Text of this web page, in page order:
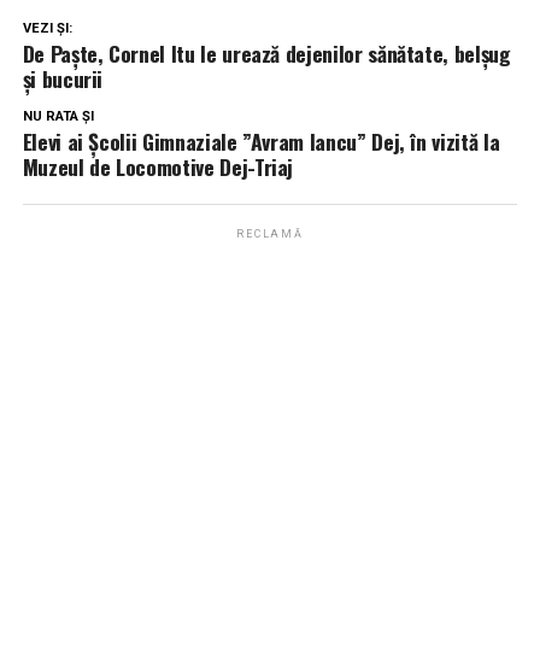
VEZI ȘI:
De Paște, Cornel Itu le urează dejenilor sănătate, belșug
și bucurii
NU RATA ȘI
Elevi ai Școlii Gimnaziale ”Avram Iancu” Dej, în vizită la
Muzeul de Locomotive Dej-Triaj
RECLAMĂ